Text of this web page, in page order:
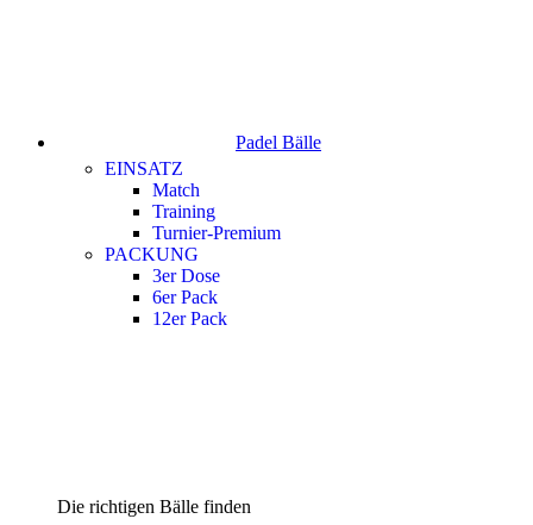
Padel Bälle
EINSATZ
Match
Training
Turnier-Premium
PACKUNG
3er Dose
6er Pack
12er Pack
Die richtigen Bälle finden